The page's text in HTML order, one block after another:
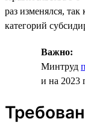
раз изменялся,
категорий
Важно:
Минтруд
и на 2023